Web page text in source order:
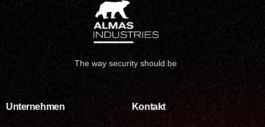
The way security should be
Unternehmen Kontakt